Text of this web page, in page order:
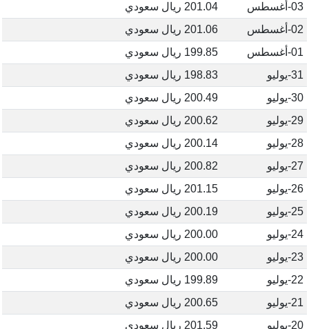
03-أغسطس
201.04 ريال سعودي
02-أغسطس
201.06 ريال سعودي
01-أغسطس
199.85 ريال سعودي
31-يوليو
198.83 ريال سعودي
30-يوليو
200.49 ريال سعودي
29-يوليو
200.62 ريال سعودي
28-يوليو
200.14 ريال سعودي
27-يوليو
200.82 ريال سعودي
26-يوليو
201.15 ريال سعودي
25-يوليو
200.19 ريال سعودي
24-يوليو
200.00 ريال سعودي
23-يوليو
200.00 ريال سعودي
22-يوليو
199.89 ريال سعودي
21-يوليو
200.65 ريال سعودي
20-يوليو
201.59 ريال سعودي